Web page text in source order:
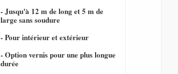
- Jusqu'à 12 m de long et 5 m de
large sans soudure
- Pour intérieur et extérieur
- Option vernis pour une plus longue
durée